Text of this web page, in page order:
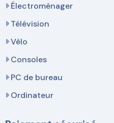
Électroménager
Télévision
Vélo
Consoles
PC de bureau
Ordinateur